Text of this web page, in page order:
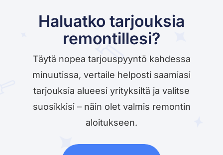
Haluatko tarjouksia
remontillesi?
Täytä nopea tarjouspyyntö kahdessa
minuutissa, vertaile helposti saamiasi
tarjouksia alueesi yrityksiltä ja valitse
suosikkisi – näin olet valmis remontin
aloitukseen.